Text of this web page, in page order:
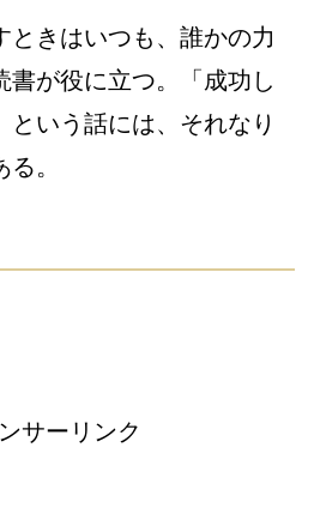
ときはいつも、誰かの力
書が役に立つ。「成功し
という話には、それなり
。
サーリンク